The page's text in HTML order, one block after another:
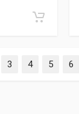
3 4 5 6